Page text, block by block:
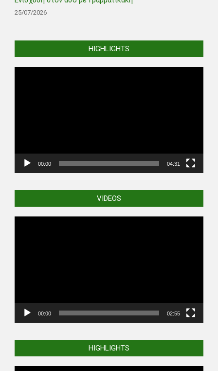
25/07/2026
HIGHLIGHTS
00:00 04:31
VIDEOS
00:00 02:55
HIGHLIGHTS